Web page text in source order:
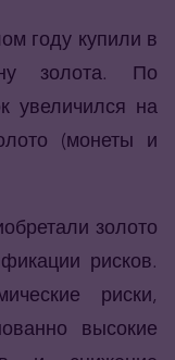
году купили в
золота. По
увеличился на
(монеты и
золото
рисков.
риски,
высокие